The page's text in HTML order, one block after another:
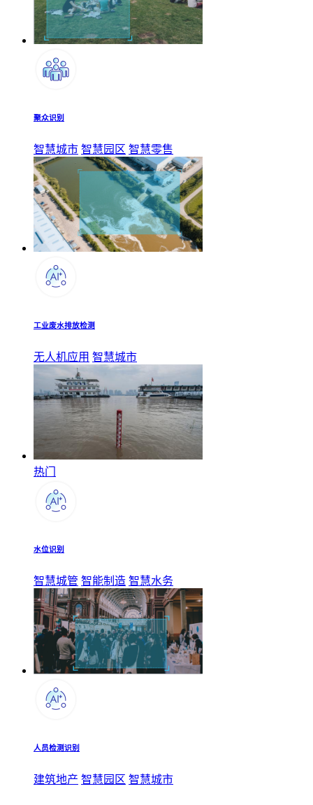
聚众识别
智慧城市 智慧园区 智慧零售
工业废水排放检测
无人机应用 智慧城市
热门
水位识别
智慧城管 智能制造 智慧水务
人员检测识别
建筑地产 智慧园区 智慧城市